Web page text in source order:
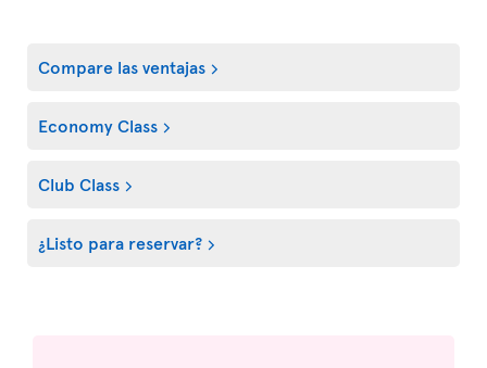
Compare las ventajas
Economy Class
Club Class
¿Listo para reservar?